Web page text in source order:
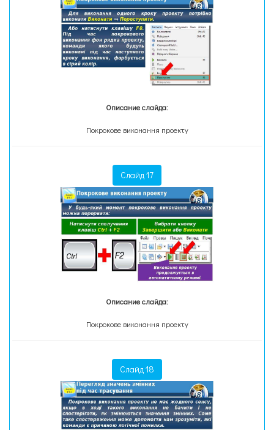
Описание слайда:
Покрокове виконання проекту
Слайд 17
Описание слайда:
Покрокове виконання проекту
Слайд 18